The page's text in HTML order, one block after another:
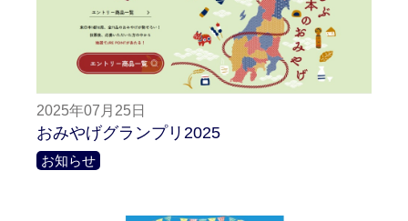
2025年07月25日
おみやげグランプリ2025
お知らせ